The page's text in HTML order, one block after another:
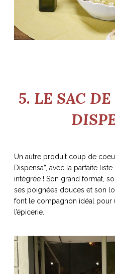
5. LE SAC
Un autre produit coup de
Dispensa”, avec la parfaite
intégrée ! Son grand format,
ses poignées douces et son
font le compagnon idéal pour
l’épicerie.